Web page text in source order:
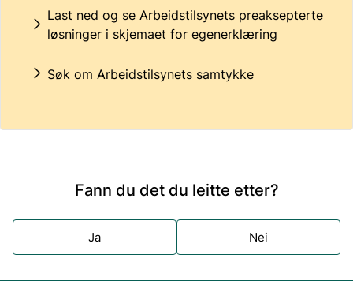
Last ned og se Arbeidstilsynets preaksepterte
løsninger i skjemaet for egenerklæring
Søk om Arbeidstilsynets samtykke
Fann du det du leitte etter?
Ja Nei